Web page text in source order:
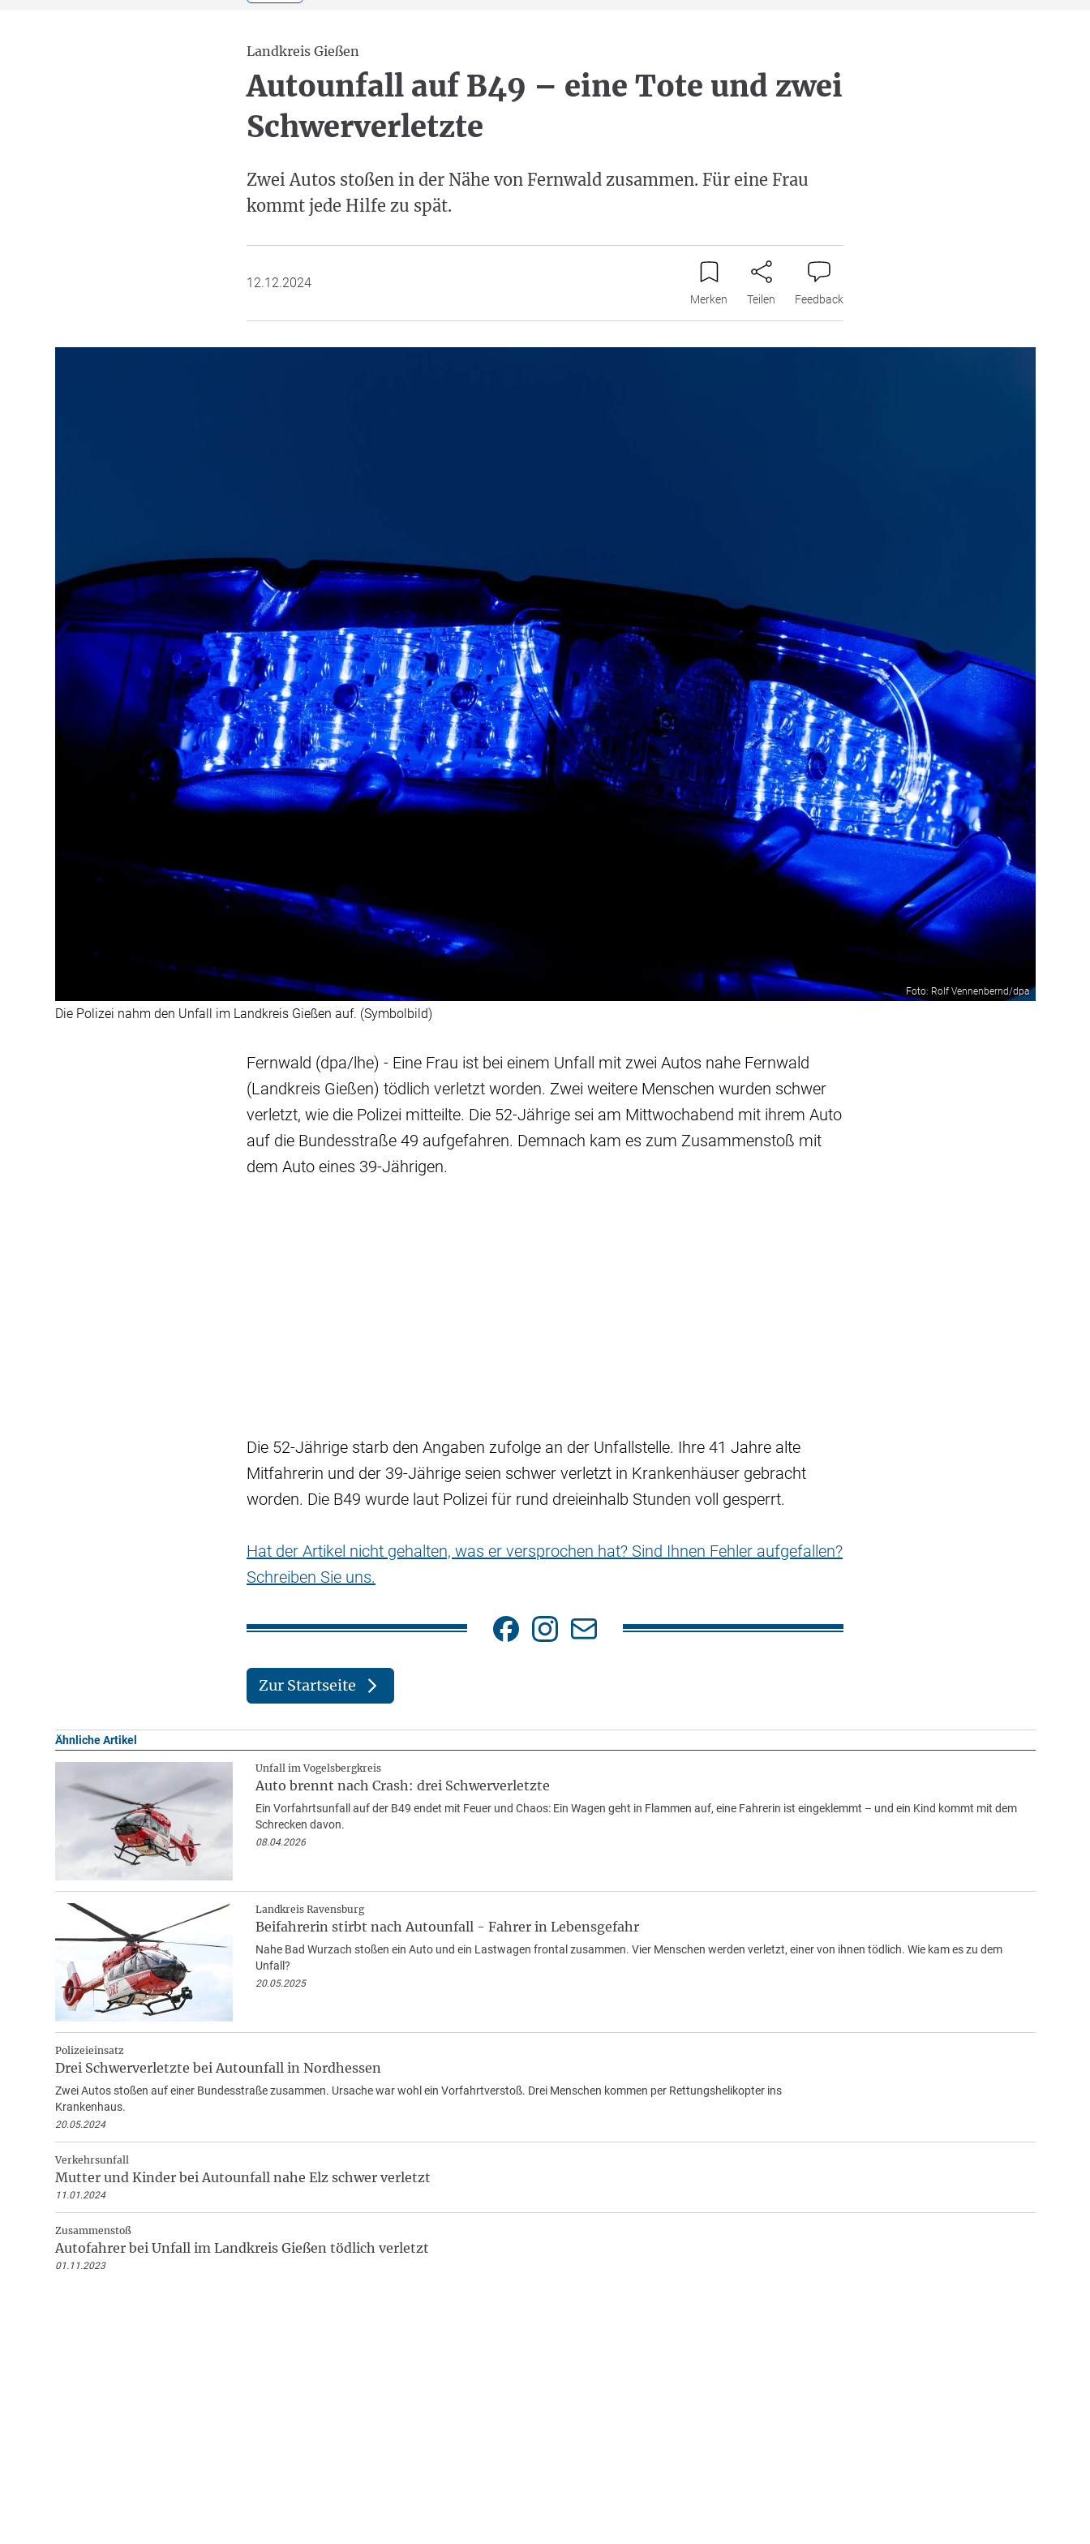
Landkreis Gießen
Autounfall auf B49 – eine Tote und zwei
Schwerverletzte
Zwei Autos stoßen in der Nähe von Fernwald zusammen. Für eine Frau
kommt jede Hilfe zu spät.
12.12.2024
Merken Teilen Feedback
Foto: Rolf Vennenbernd/dpa
Die Polizei nahm den Unfall im Landkreis Gießen auf. (Symbolbild)
Fernwald (dpa/lhe) - Eine Frau ist bei einem Unfall mit zwei Autos nahe Fernwald
(Landkreis Gießen) tödlich verletzt worden. Zwei weitere Menschen wurden schwer
verletzt, wie die Polizei mitteilte. Die 52-Jährige sei am Mittwochabend mit ihrem Auto
auf die Bundesstraße 49 aufgefahren. Demnach kam es zum Zusammenstoß mit
dem Auto eines 39-Jährigen.
Die 52-Jährige starb den Angaben zufolge an der Unfallstelle. Ihre 41 Jahre alte
Mitfahrerin und der 39-Jährige seien schwer verletzt in Krankenhäuser gebracht
worden. Die B49 wurde laut Polizei für rund dreieinhalb Stunden voll gesperrt.
Hat der Artikel nicht gehalten, was er versprochen hat? Sind Ihnen Fehler aufgefallen?
Schreiben Sie uns.
Zur Startseite
Ähnliche Artikel
Unfall im Vogelsbergkreis
Auto brennt nach Crash: drei Schwerverletzte
Ein Vorfahrtsunfall auf der B49 endet mit Feuer und Chaos: Ein Wagen geht in Flammen auf, eine Fahrerin ist eingeklemmt – und ein Kind kommt mit dem
Schrecken davon.
08.04.2026
Landkreis Ravensburg
Beifahrerin stirbt nach Autounfall - Fahrer in Lebensgefahr
Nahe Bad Wurzach stoßen ein Auto und ein Lastwagen frontal zusammen. Vier Menschen werden verletzt, einer von ihnen tödlich. Wie kam es zu dem
Unfall?
20.05.2025
Polizeieinsatz
Drei Schwerverletzte bei Autounfall in Nordhessen
Zwei Autos stoßen auf einer Bundesstraße zusammen. Ursache war wohl ein Vorfahrtverstoß. Drei Menschen kommen per Rettungshelikopter ins
Krankenhaus.
20.05.2024
Verkehrsunfall
Mutter und Kinder bei Autounfall nahe Elz schwer verletzt
11.01.2024
Zusammenstoß
Autofahrer bei Unfall im Landkreis Gießen tödlich verletzt
01.11.2023